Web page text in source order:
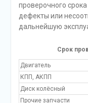
проверочного
дефекты или
дальнейшую
Срок
Двигатель
КПП, АКПП
Диск колёсный
Прочие запчасти